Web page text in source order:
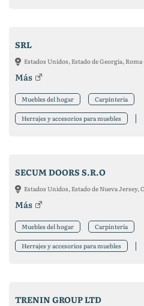
SRL
Estados Unidos, Estado de Georgia, Roma
Más
Muebles del hogar Carpintería
Herrajes y accesorios para muebles
SECUM DOORS S.R.O
Estados Unidos, Estado de Nueva Jersey,
Más
Muebles del hogar Carpintería
Herrajes y accesorios para muebles
TRENIN GROUP LTD